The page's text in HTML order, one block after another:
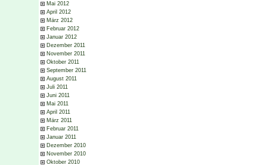
Mai 2012
April 2012
März 2012
Februar 2012
Januar 2012
Dezember 2011
November 2011
Oktober 2011
September 2011
August 2011
Juli 2011
Juni 2011
Mai 2011
April 2011
März 2011
Februar 2011
Januar 2011
Dezember 2010
November 2010
Oktober 2010